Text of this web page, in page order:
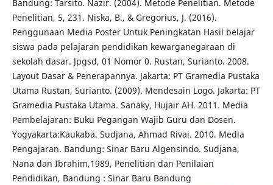
Bandung: Tarsito. Nazir. (2004). Metode Penelitian. Metode
Penelitian, 5, 231. Niska, B., & Gregorius, J. (2016).
Penggunaan Media Poster Untuk Peningkatan Hasil belajar
siswa pada pelajaran pendidikan kewarganegaraan di
sekolah dasar. Jpgsd, 01 Nomor 0. Rustan, Surianto. 2008.
Layout Dasar & Penerapannya. Jakarta: PT Gramedia Pustaka
Utama Rustan, Surianto. (2009). Mendesain Logo. Jakarta: PT
Gramedia Pustaka Utama. Sanaky, Hujair AH. 2011. Media
Pembelajaran: Buku Pegangan Wajib Guru dan Dosen.
Yogyakarta:Kaukaba. Sudjana, Ahmad Rivai. 2010. Media
Pengajaran. Bandung: Sinar Baru Algensindo. Sudjana,
Nana dan Ibrahim,1989, Penelitian dan Penilaian
Pendidikan, Bandung : Sinar Baru Bandung